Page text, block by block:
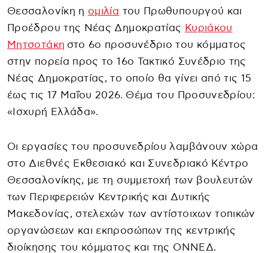
Θεσσαλονίκη η ομιλία του Πρωθυπουργού και
Προέδρου της Νέας Δημοκρατίας Κυριάκου
Μητσοτάκη στο 6ο προσυνέδριο του κόμματος
στην πορεία προς το 16ο Τακτικό Συνέδριο της
Νέας Δημοκρατίας, το οποίο θα γίνει από τις 15
έως τις 17 Μαΐου 2026. Θέμα του Προσυνεδρίου:
«Ισχυρή Ελλάδα».
Οι εργασίες του προσυνεδρίου λαμβάνουν χώρα
στο Διεθνές Εκθεσιακό και Συνεδριακό Κέντρο
Θεσσαλονίκης, με τη συμμετοχή των βουλευτών
των Περιφερειών Κεντρικής και Δυτικής
Μακεδονίας, στελεχών των αντίστοιχων τοπικών
οργανώσεων και εκπροσώπων της κεντρικής
διοίκησης του κόμματος και της ΟΝΝΕΔ.